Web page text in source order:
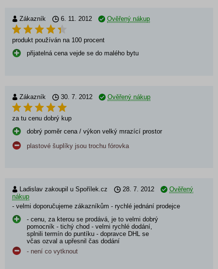
Zákazník 6. 11. 2012 Ověřený nákup
produkt používán na 100 procent
přijatelná cena vejde se do malého bytu
Zákazník 30. 7. 2012 Ověřený nákup
za tu cenu dobrý kup
dobrý poměr cena / výkon velký mrazící prostor
plastové šuplíky jsou trochu fórovka
Ladislav zakoupil u Spořílek.cz 28. 7. 2012
Ověřený
nákup
- velmi doporučujeme zákazníkům - rychlé jednání prodejce
- cenu, za kterou se prodává, je to velmi dobrý
pomocník - tichý chod - velmi rychlé dodání,
splnili termín do puntíku - dopravce DHL se
včas ozval a upřesnil čas dodání
- není co vytknout